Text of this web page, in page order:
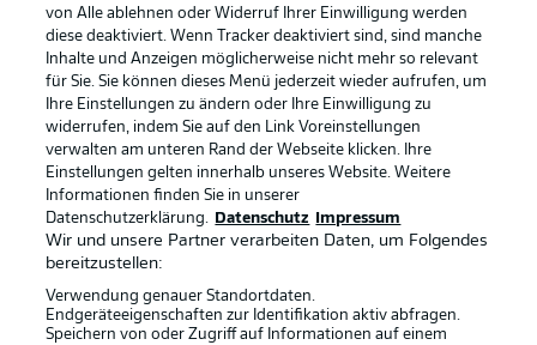
Rechtliche Hinweise Voreinstellungen verwalten
Datenschutz Nutzungsbedingungen
von Alle ablehnen oder Widerruf Ihrer Einwilligung werden
diese deaktiviert. Wenn Tracker deaktiviert sind, sind manche
Inhalte und Anzeigen möglicherweise nicht mehr so relevant
für Sie. Sie können dieses Menü jederzeit wieder aufrufen, um
Ihre Einstellungen zu ändern oder Ihre Einwilligung zu
widerrufen, indem Sie auf den Link Voreinstellungen
verwalten am unteren Rand der Webseite klicken. Ihre
Einstellungen gelten innerhalb unseres Website. Weitere
Informationen finden Sie in unserer
Datenschutzerklärung.
Datenschutz Impressum
Wir und unsere Partner verarbeiten Daten, um Folgendes
bereitzustellen:
Verwendung genauer Standortdaten.
Endgeräteeigenschaften zur Identifikation aktiv abfragen.
Speichern von oder Zugriff auf Informationen auf einem